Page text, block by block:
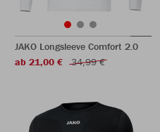
JAKO Longsleeve Comfort 2.0
ab 21,00 €
34,99 €